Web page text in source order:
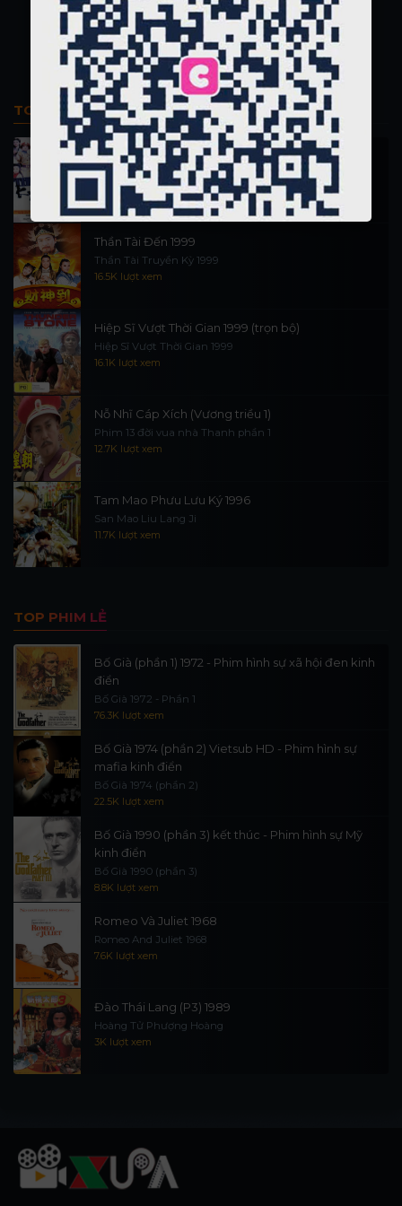
TOP PHIM BỘ
Thi Công Kỳ Án 1997
施公奇案 1997
90K lượt xem
Thần Tài Đến 1999
Thần Tài Truyền Kỳ 1999
16.5K lượt xem
Hiệp Sĩ Vượt Thời Gian 1999 (trọn bộ)
Hiệp Sĩ Vượt Thời Gian 1999
16.1K lượt xem
Nỗ Nhĩ Cáp Xích (Vương triều 1)
Phim 13 đời vua nhà Thanh phần 1
12.7K lượt xem
Tam Mao Phưu Lưu Ký 1996
San Mao Liu Lang Ji
11.7K lượt xem
TOP PHIM LẺ
Bố Già (phần 1) 1972 - Phim hình sự xã hội đen kinh
điển
Bố Già 1972 - Phần 1
76.3K lượt xem
Bố Già 1974 (phần 2) Vietsub HD - Phim hình sự
mafia kinh điển
Bố Già 1974 (phần 2)
22.5K lượt xem
Bố Già 1990 (phần 3) kết thúc - Phim hình sự Mỹ
kinh điển
Bố Già 1990 (phần 3)
8.8K lượt xem
Romeo Và Juliet 1968
Romeo And Juliet 1968
7.6K lượt xem
Đào Thái Lang (P3) 1989
Hoàng Tử Phượng Hoàng
3K lượt xem